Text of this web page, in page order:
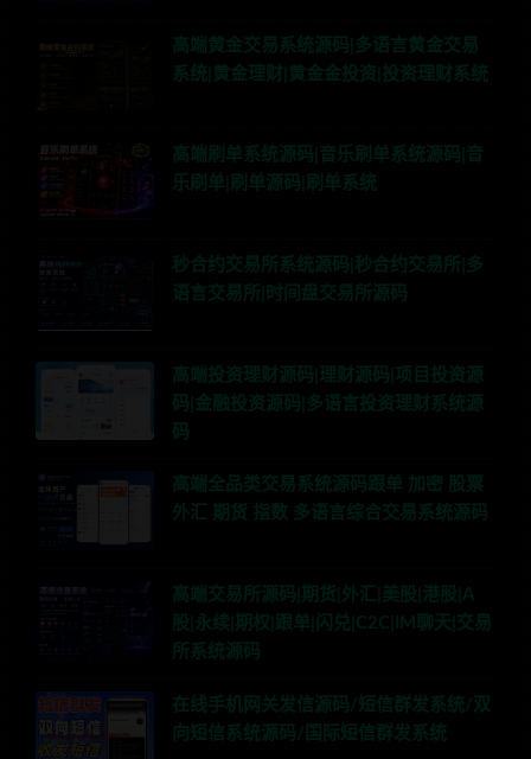
高端黄金交易系统源码|多语言黄金交易
系统|黄金理财|黄金金投资|投资理财系统
高端刷单系统源码|音乐刷单系统源码|音
乐刷单|刷单源码|刷单系统
秒合约交易所系统源码|秒合约交易所|多
语言交易所|时间盘交易所源码
高端投资理财源码|理财源码|项目投资源
码|金融投资源码|多语言投资理财系统源
码
高端全品类交易系统源码跟单 加密 股票
外汇 期货 指数 多语言综合交易系统源码
高端交易所源码|期货|外汇|美股|港股|A
股|永续|期权|跟单|闪兑|C2C|IM聊天|交易
所系统源码
在线手机网关发信源码/短信群发系统/双
向短信系统源码/国际短信群发系统